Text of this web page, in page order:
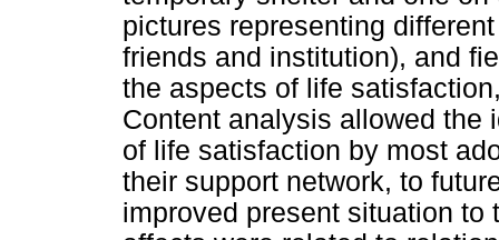
pictures representing
friends and institution), and
the aspects of life
Content analysis allowed the
of life satisfaction by most
their support network, to
improved present situation